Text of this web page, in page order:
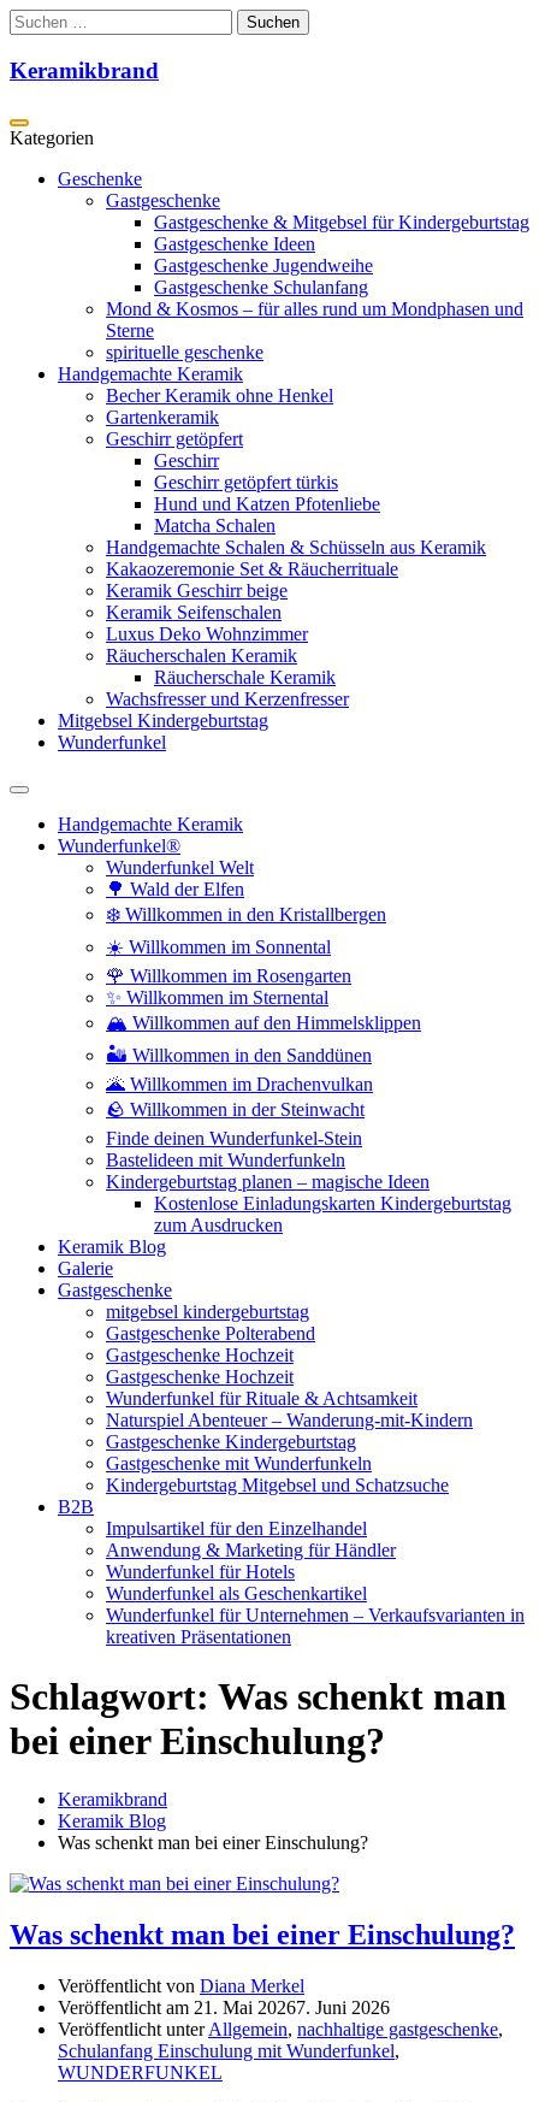
Zum
Inhalt
springen
Suchen
nach:
Keramikbrand
Geschenke
Gastgeschenke
Gastgeschenke & Mitgebsel für Kindergeburtstag
Gastgeschenke Ideen
Gastgeschenke Jugendweihe
Gastgeschenke Schulanfang
Mond & Kosmos – für alles rund um Mondphasen und
Sterne
spirituelle geschenke
Handgemachte Keramik
Becher Keramik ohne Henkel
Gartenkeramik
Geschirr getöpfert
Geschirr
Geschirr getöpfert türkis
Hund und Katzen Pfotenliebe
Matcha Schalen
Handgemachte Schalen & Schüsseln aus Keramik
Kakaozeremonie Set & Räucherrituale
Keramik Geschirr beige
Keramik Seifenschalen
Luxus Deko Wohnzimmer
Räucherschalen Keramik
Räucherschale Keramik
Wachsfresser und Kerzenfresser
Mitgebsel Kindergeburtstag
Wunderfunkel
Handgemachte Keramik
Wunderfunkel®
Wunderfunkel Welt
🌳 Wald der Elfen
❄️ Willkommen in den Kristallbergen
☀️ Willkommen im Sonnental
🌹 Willkommen im Rosengarten
✨ Willkommen im Sternental
🏔️ Willkommen auf den Himmelsklippen
🏜️ Willkommen in den Sanddünen
🌋 Willkommen im Drachenvulkan
🪨 Willkommen in der Steinwacht
Finde deinen Wunderfunkel-Stein
Bastelideen mit Wunderfunkeln
Kindergeburtstag planen – magische Ideen
Kostenlose Einladungskarten Kindergeburtstag
zum Ausdrucken
Keramik Blog
Galerie
Gastgeschenke
mitgebsel kindergeburtstag
Gastgeschenke Polterabend
Gastgeschenke Hochzeit
Gastgeschenke Hochzeit
Wunderfunkel für Rituale & Achtsamkeit
Naturspiel Abenteuer – Wanderung-mit-Kindern
Gastgeschenke Kindergeburtstag
Gastgeschenke mit Wunderfunkeln
Kindergeburtstag Mitgebsel und Schatzsuche
B2B
Impulsartikel für den Einzelhandel
Anwendung & Marketing für Händler
Wunderfunkel für Hotels
Wunderfunkel als Geschenkartikel
Wunderfunkel für Unternehmen – Verkaufsvarianten in
kreativen Präsentationen
Schlagwort: Was schenkt man
bei einer Einschulung?
Keramikbrand
Keramik Blog
Was schenkt man bei einer Einschulung?
Was schenkt man bei einer Einschulung?
Veröffentlicht von Diana Merkel
Veröffentlicht am 21. Mai 20267. Juni 2026
Veröffentlicht unterAllgemein, nachhaltige gastgeschenke,
Schulanfang Einschulung mit Wunderfunkel,
WUNDERFUNKEL